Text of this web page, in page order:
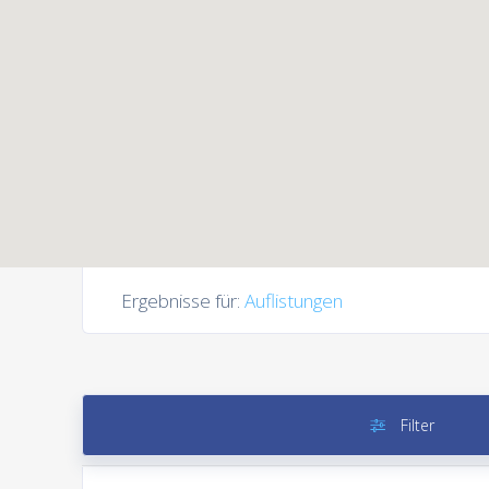
Ergebnisse für: Auflistungen
Filter